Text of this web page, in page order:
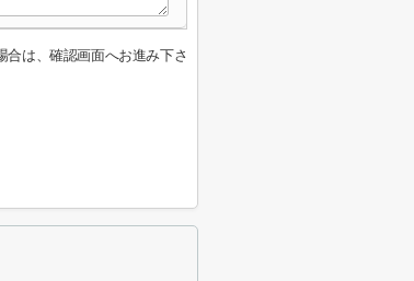
合は、確認画面へお進み下さ